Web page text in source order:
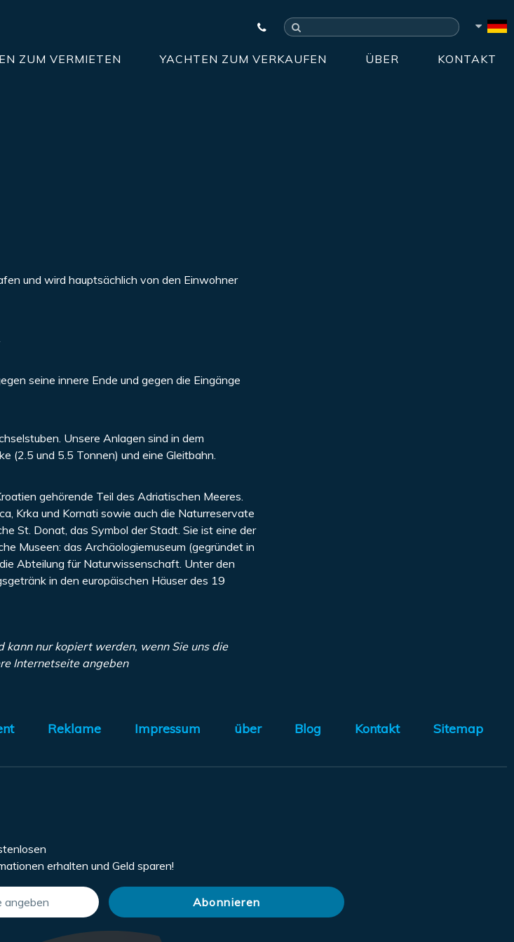
ZUM VERMIETEN YACHTEN ZUM VERKAUFEN ÜBER KONTAKT
und wird hauptsächlich von den Einwohner
seine innere Ende und gegen die Eingänge
Unsere Anlagen sind in dem
(2.5 und 5.5 Tonnen) und eine Gleitbahn.
gehörende Teil des Adriatischen Meeres.
Krka und Kornati sowie auch die Naturreservate
St. Donat, das Symbol der Stadt. Sie ist eine der
Museen: das Archäologiemuseum (gegründet in
Abteilung für Naturwissenschaft. Unter den
in den europäischen Häuser des 19
nur kopiert werden, wenn Sie uns die
Internetseite angeben
Reklame Impressum über Blog Kontakt Sitemap
erhalten und Geld sparen!